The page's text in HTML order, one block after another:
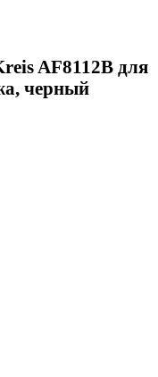
AF8112B для
черный